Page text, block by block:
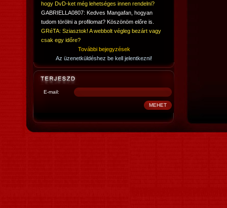
hogy DvD-ket még lehetséges innen rendelni?
GABRIELLA0807: Kedves Mangafan, hogyan
tudom törölni a profilomat? Köszönöm előre is.
GRéTA: Sziasztok! A webbolt végleg bezárt vagy
csak egy időre?
További bejegyzések
Az üzenetküldéshez be kell jelentkezni!
E-mail: